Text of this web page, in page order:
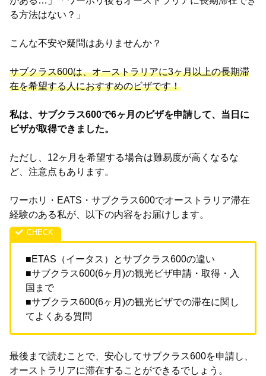
る方法はない？」
こんな不安や疑問はありませんか？
サブクラス600は、オーストラリアに3ヶ月以上の長期滞
在を希望する人におすすめのビザです！
私は、サブクラス600で6ヶ月のビザを申請して、当日に
ビザが取得できました。
ただし、12ヶ月を希望する場合は難易度が高くなるな
ど、注意点もあります。
ワーホリ・EATS・サブクラス600でオーストラリア滞在
経験のある私が、以下の内容をお届けします。
■ETAS（イータス）とサブクラス600の違い
■サブクラス600(6ヶ月)の観光ビザ申請・取得・入
国まで
■サブクラス600(6ヶ月)の観光ビザでの滞在に関し
てよくある質問
最後まで読むことで、安心してサブクラス600を申請し、
オーストラリアに滞在することができるでしょう。